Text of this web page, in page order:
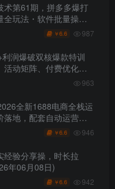
术第61期，拼多多爆打
全玩法・软件批量操
阵实战课
￥6.6 987
润爆破双核爆款特训
动矩阵、付费优化、
963
全新1688电商全栈运
地，配套自动运营表
￥6.6 946
经验分享操，时长拉
年06月08日)
￥6.6 942